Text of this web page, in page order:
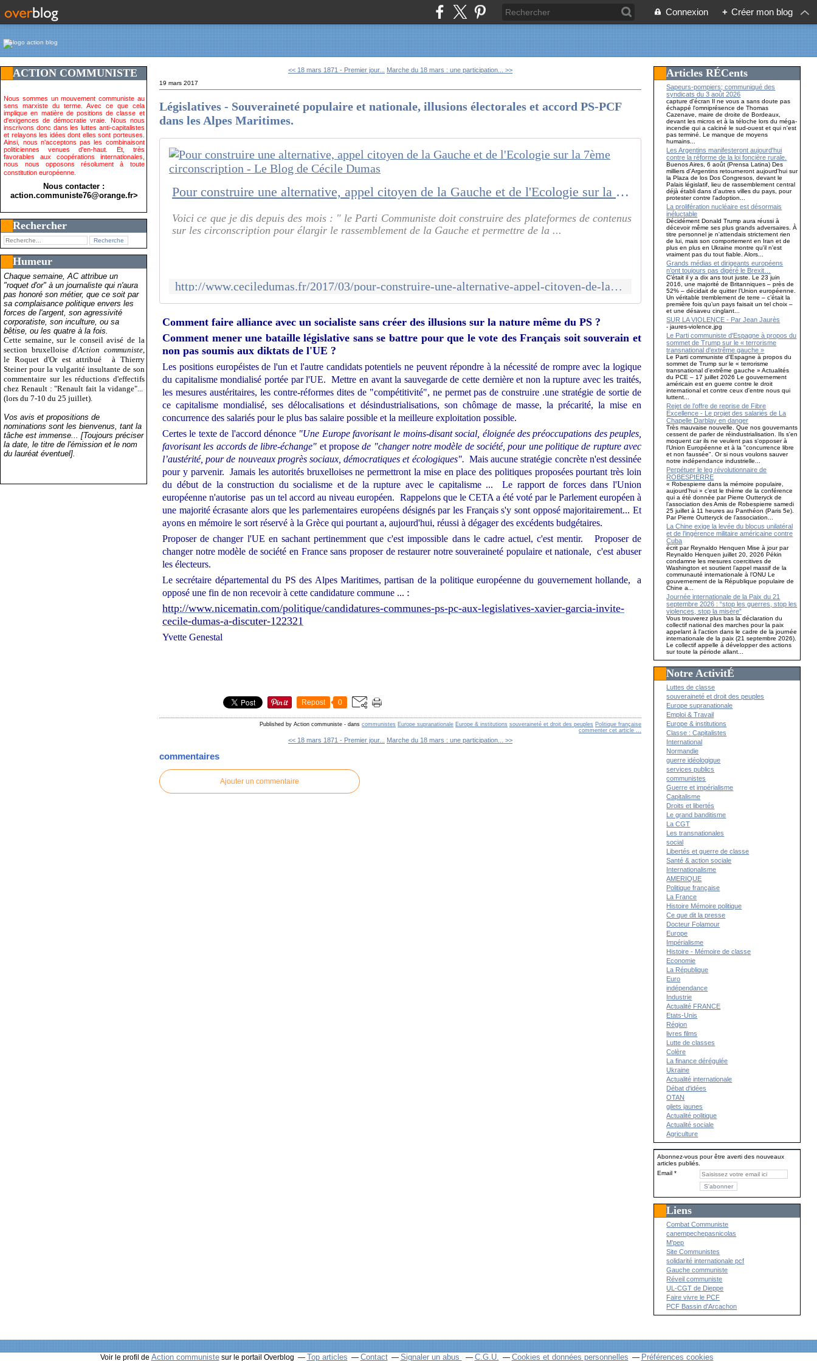
Connexion + Créer mon blog
ACTION COMMUNISTE
Nous sommes un mouvement communiste au
sens marxiste du terme. Avec ce que cela
implique en matière de positions de classe et
d'exigences de démocratie vraie. Nous nous
inscrivons donc dans les luttes anti-capitalistes
et relayons les idées dont elles sont porteuses.
Ainsi, nous n'acceptons pas les combinaisont
politiciennes venues d'en-haut. Et, très
favorables aux coopérations internationales,
nous nous opposons résolument à toute
constitution européenne.
Nous contacter :
action.communiste76@orange.fr>
Rechercher
Humeur
Chaque semaine, AC attribue un
"roquet d'or" à un journaliste qui n'aura
pas honoré son métier, que ce soit par
sa complaisance politique envers les
forces de l'argent, son agressivité
corporatiste, son inculture, ou sa
bêtise, ou les quatre à la fois.
Cette semaine, sur le conseil avisé de la
section bruxelloise d'Action communiste,
le Roquet d'Or est attribué
à Thierry
Steiner pour la vulgarité insultante de son
commentaire sur les réductions d'effectifs
chez Renault : "Renault fait la vidange"...
(lors du 7-10 du 25 juillet).
Vos avis et propositions de
nominations sont les bienvenus, tant la
tâche est immense... [Toujours préciser
la date, le titre de l'émission et le nom
du lauréat éventuel].
<< 18 mars 1871 - Premier jour... Marche du 18 mars : une participation... >>
19 mars 2017
Législatives - Souveraineté populaire et nationale, illusions électorales et accord PS-PCF
dans les Alpes Maritimes.
Pour construire une alternative, appel citoyen de la Gauche et de l'Ecologie sur la 7ème circonscription - Le Blog de Cécile Dumas
Voici ce que je dis depuis des mois : " le Parti Communiste doit construire des plateformes de contenus
sur les circonscription pour élargir le rassemblement de la Gauche et permettre de la ...
http://www.ceciledumas.fr/2017/03/pour-construire-une-alternative-appel-citoyen-de-la-gauche-et-de-l-ecologie-sur-la-7eme-circonscription.html
Comment faire alliance avec un socialiste sans créer des illusions sur la nature même du PS ?
Comment mener une bataille législative sans se battre pour que le vote des Français soit souverain et
non pas soumis aux diktats de l'UE ?
Les positions européistes de l'un et l'autre candidats potentiels ne peuvent répondre à la nécessité de rompre avec la logique
du capitalisme mondialisé portée par l'UE. Mettre en avant la sauvegarde de cette dernière et non la rupture avec les traités,
les mesures austéritaires, les contre-réformes dites de "compétitivité", ne permet pas de construire .une stratégie de sortie de
ce capitalisme mondialisé, ses délocalisations et désindustrialisations, son chômage de masse, la précarité, la mise en
concurrence des salariés pour le plus bas salaire possible et la meilleure exploitation possible.
Certes le texte de l'accord dénonce "Une Europe favorisant le moins-disant social, éloignée des préoccupations des peuples,
favorisant les accords de libre-échange" et propose de "changer notre modèle de société, pour une politique de rupture avec
l’austérité, pour de nouveaux progrès sociaux, démocratiques et écologiques".Mais aucune stratégie concrète n'est dessinée
pour y parvenir. Jamais les autorités bruxelloises ne permettront la mise en place des politiques proposées pourtant très loin
du début de la construction du socialisme et de la rupture avec le capitalisme ... Le rapport de forces dans l'Union
européenne n'autorise pas un tel accord au niveau européen. Rappelons que le CETA a été voté par le Parlement européen à
une majorité écrasante alors que les parlementaires européens désignés par les Français s'y sont opposé majoritairement... Et
ayons en mémoire le sort réservé à la Grèce qui pourtant a, aujourd'hui, réussi à dégager des excédents budgétaires.
Proposer de changer l'UE en sachant pertinemment que c'est impossible dans le cadre actuel, c'est mentir. Proposer de
changer notre modèle de société en France sans proposer de restaurer notre souveraineté populaire et nationale, c'est abuser
les électeurs.
Le secrétaire départemental du PS des Alpes Maritimes, partisan de la politique européenne du gouvernement hollande, a
opposé une fin de non recevoir à cette candidature commune ... :
http://www.nicematin.com/politique/candidatures-communes-ps-pc-aux-legislatives-xavier-garcia-invite-
cecile-dumas-a-discuter-122321
Yvette Genestal
Repost 0
Published by Action communiste - danscommunistes Europe supranationale Europe & institutions souveraineté et droit des peuples Politique française
commenter cet article …
<< 18 mars 1871 - Premier jour... Marche du 18 mars : une participation... >>
commentaires
Ajouter un commentaire
Articles RÉCents
Sapeurs-pompiers; communiqué des
syndicats du 3 août 2026
capture d'écran Il ne vous a sans doute pas
échappé l'omniprésence de Thomas
Cazenave, maire de droite de Bordeaux,
devant les micros et à la téloche lors du méga-
incendie qui a calciné le sud-ouest et qui n'est
pas terminé. Le manque de moyens
humains...
Les Argentins manifesteront aujourd'hui
contre la réforme de la loi foncière rurale.
Buenos Aires, 6 août (Prensa Latina) Des
milliers d'Argentins retourneront aujourd'hui sur
la Plaza de los Dos Congresos, devant le
Palais législatif, lieu de rassemblement central
déjà établi dans d'autres villes du pays, pour
protester contre l'adoption...
La prolifération nucléaire est désormais
inéluctable
Décidément Donald Trump aura réussi à
décevoir même ses plus grands adversaires. À
titre personnel je n'attendais strictement rien
de lui, mais son comportement en Iran et de
plus en plus en Ukraine montre qu'il n'est
vraiment pas du tout fiable. Alors...
Grands médias et dirigeants européens
n’ont toujours pas digéré le Brexit…
C’était il y a dix ans tout juste. Le 23 juin
2016, une majorité de Britanniques – près de
52% – décidait de quitter l’Union européenne.
Un véritable tremblement de terre – c’était la
première fois qu’un pays faisait un tel choix –
et une désaveu cinglant...
SUR LA VIOLENCE - Par Jean Jaurès
- jaures-violence.jpg
Le Parti communiste d'Espagne à propos du
sommet de Trump sur le « terrorisme
transnational d'extrême gauche »
Le Parti communiste d'Espagne à propos du
sommet de Trump sur le « terrorisme
transnational d'extrême gauche » Actualités
du PCE – 17 juillet 2026 Le gouvernement
américain est en guerre contre le droit
international et contre ceux d'entre nous qui
luttent...
Rejet de l’offre de reprise de Fibre
Excellence - Le projet des salariés de La
Chapelle Darblay en danger
Très mauvaise nouvelle. Que nos gouvernants
cessent de parler de réindustrialisation. Ils s'en
moquent car ils ne veulent pas s'opposer à
l'Union Européenne et à la "concurrence libre
et non faussée". Or si nous voulons sauver
notre indépendance industrielle...
Perpétuer le leg révolutionnaire de
ROBESPIERRE
« Robespierre dans la mémoire populaire,
aujourd’hui » c’est le thème de la conférence
qui a été donnée par Pierre Outteryck de
l’association des Amis de Robespierre samedi
25 juillet à 11 heures au Panthéon (Paris 5e).
Par Pierre Outteryck de l’association...
La Chine exige la levée du blocus unilatéral
et de l’ingérence militaire américaine contre
Cuba
écrit par Reynaldo Henquen Mise à jour par
Reynaldo Henquen juillet 20, 2026 Pékin
condamne les mesures coercitives de
Washington et soutient l’appel massif de la
communauté internationale à l’ONU Le
gouvernement de la République populaire de
Chine a...
Journée internationale de la Paix du 21
septembre 2026 : “stop les guerres, stop les
violences, stop la misère”
Vous trouverez plus bas la déclaration du
collectif national des marches pour la paix
appelant à l'action dans le cadre de la journée
internationale de la paix (21 septembre 2026).
Le collectif appelle à développer des actions
sur toute la période allant...
Notre ActivitÉ
Luttes de classe
souveraineté et droit des peuples
Europe supranationale
Emploi & Travail
Europe & institutions
Classe : Capitalistes
International
Normandie
guerre idéologique
services publics
communistes
Guerre et impérialisme
Capitalisme
Droits et libertés
Le grand banditisme
La CGT
Les transnationales
social
Libertés et guerre de classe
Santé & action sociale
Internationalisme
AMERIQUE
Politique française
La France
Histoire Mémoire politique
Ce que dit la presse
Docteur Folamour
Europe
Impérialisme
Histoire - Mémoire de classe
Economie
La République
Euro
indépendance
Industrie
Actualité FRANCE
Etats-Unis
Région
livres films
Lutte de classes
Colère
La finance dérégulée
Ukraine
Actualité internationale
Débat d'idées
OTAN
gilets jaunes
Actualité politique
Actualité sociale
Agriculture
Abonnez-vous pour être averti des nouveaux
articles publiés.
Email
Liens
Combat Communiste
canempechepasnicolas
M'pep
Site Communistes
solidarité internationale pcf
Gauche communiste
Réveil communiste
UL-CGT de Dieppe
Faire vivre le PCF
PCF Bassin d'Arcachon
Voir le profil de Action communistesur le portail Overblog Top articles Contact Signaler un abus C.G.U. Cookies et données personnelles Préférences cookies